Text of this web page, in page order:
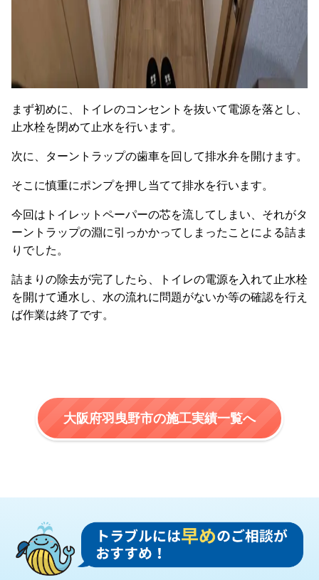
まず初めに、トイレのコンセントを抜いて電源を落とし、
止水栓を閉めて止水を行います。
次に、ターントラップの歯車を回して排水弁を開けます。
そこに慎重にポンプを押し当てて排水を行います。
今回はトイレットペーパーの芯を流してしまい、それがタ
ーントラップの淵に引っかかってしまったことによる詰ま
りでした。
詰まりの除去が完了したら、トイレの電源を入れて止水栓
を開けて通水し、水の流れに問題がないか等の確認を行え
ば作業は終了です。
大阪府羽曳野市の施工実績一覧へ